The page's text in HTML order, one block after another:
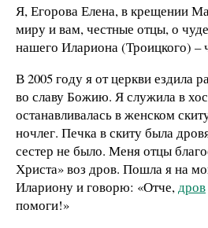
Я, Егорова Елена, в крещении
миру и вам, честные отцы, о
нашего Илариона (Троицкого) –
В 2005 году я от церкви ездила
во славу Божию. Я служила в
останавливалась в женском
ночлег. Печка в скиту была
сестер не было. Меня отцы
Христа» воз дров. Пошла я на
Илариону и говорю: «Отче, дров
помоги!»